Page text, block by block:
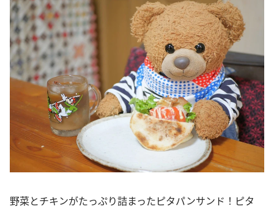
野菜とチキンがたっぷり詰まったピタパンサンド！ピタ